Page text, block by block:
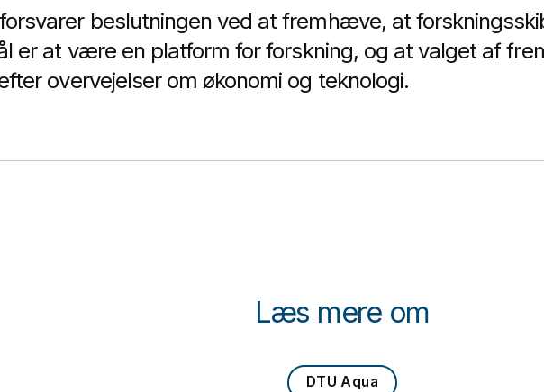
beslutningen ved at fremhæve, at
er at være en platform for forskning, og at valget af
overvejelser om økonomi og teknologi.
Læs mere om
DTU Aqua